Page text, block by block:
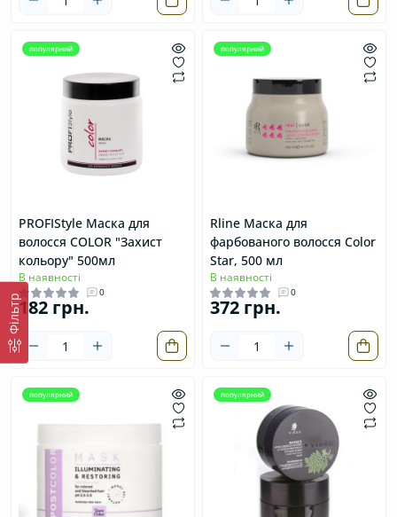
Фільтр
популярний
PROFIStyle Маска для
волосся COLOR "Захист
кольору" 500мл
В наявності
0
182 грн.
популярний
Rline Маска для
фарбованого волосся Сolor
Star, 500 мл
В наявності
0
372 грн.
популярний популярний